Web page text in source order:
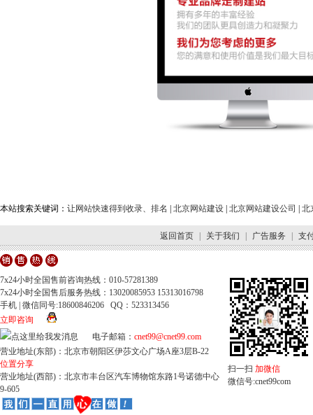
本站搜索关键词： 让网站快速得到收录、排名 北京网站建设 北京网站建设公司 北
返回首页 关于我们 广告服务 支
7x24小时全国售前咨询热线：010-57281389
7x24小时全国售后服务热线：13020085953 15313016798
手机 | 微信同号:18600846206 QQ：523313456
立即咨询
电子邮箱： cnet99@cnet99.com
营业地址(东部)：北京市朝阳区伊莎文心广场A座3层B-22
位置分享
营业地址(西部)：北京市丰台区汽车博物馆东路1号诺德中心
9-605
扫一扫 加微信
微信号:cnet99com